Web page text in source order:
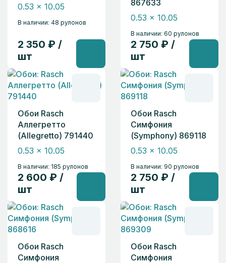
0.53 x 10.05
В наличии: 48 рулонов
2 350 ₽ /
шт
867633
0.53 x 10.05
В наличии: 60 рулонов
2 750 ₽ /
шт
Обои Rasch
Аллегретто
(Allegretto) 791440
0.53 x 10.05
В наличии: 185 рулонов
2 600 ₽ /
шт
Обои Rasch
Симфония
(Symphony) 869118
0.53 x 10.05
В наличии: 90 рулонов
2 750 ₽ /
шт
Обои Rasch
Симфония
Обои Rasch
Симфония